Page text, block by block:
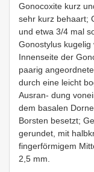
Gonocoxite kurz
sehr kurz behaart;
und etwa 3/4 mal
Gonostylus
Innenseite der
paarig
durch eine leicht
Ausran- dung
dem basalen
Borsten besetzt;
gerundet, mit
fingerförmigem
2,5 mm.